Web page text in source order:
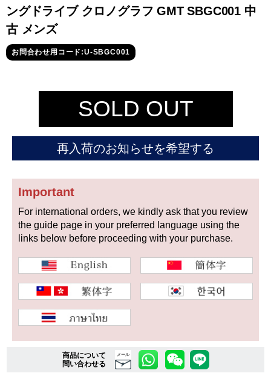
コンスタンタン
商品の状態から探す
中古品
WEB限定品 SALE
複数条件で商品を絞り込む
詳細検索はこちら
ご利用ガイド
ングドライブ クロノグラフ GMT SBGC001 中
古 メンズ
お問合わせ用コード:U-SBGC001
SOLD OUT
再入荷のお知らせを希望する
Important
For international orders, we kindly ask that you review
the guide page in your preferred language using the
links below before proceeding with your purchase.
商品について
問い合わせる
メール